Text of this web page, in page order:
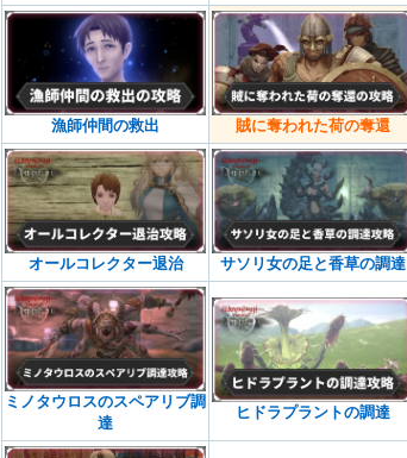
漁師仲間の救出 賊に奪われた荷の奪還
オールコレクター退治 サソリ女の足と香草の調達
ミノタウロスのスペアリブ調
達
ヒドラプラントの調達